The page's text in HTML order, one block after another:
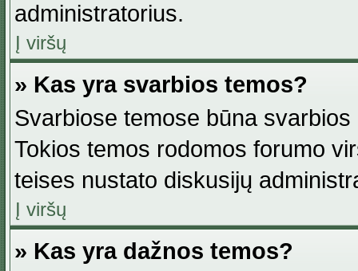
administratorius.
Į viršų
» Kas yra svarbios temos?
Svarbiose temose būna
Tokios temos rodomos forumo
teises nustato diskusijų
Į viršų
» Kas yra dažnos temos?